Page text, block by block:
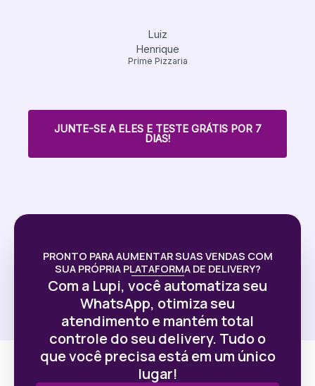
Luiz
Henrique
Prime Pizzaria
JUNTE-SE A ELES E TESTE GRÁTIS POR 7
DIAS!
PRONTO PARA AUMENTAR SUAS VENDAS COM
SUA PRÓPRIA PLATAFORMA DE DELIVERY?
Com a Lupi, você automatiza seu
WhatsApp, otimiza seu
atendimento e mantém total
controle do seu delivery. Tudo o
que você precisa está em um único
lugar!